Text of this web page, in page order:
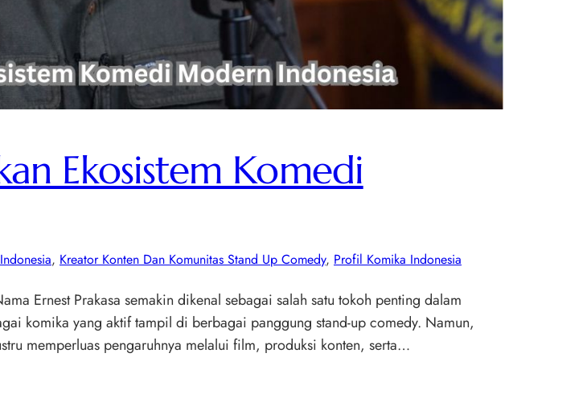
Ekosistem Komedi
, Kreator Konten Dan Komunitas Stand Up Comedy, Profil Komika Indonesia
Ernest Prakasa semakin dikenal sebagai salah satu tokoh penting dalam
komika yang aktif tampil di berbagai panggung stand-up comedy. Namun,
memperluas pengaruhnya melalui film, produksi konten, serta…